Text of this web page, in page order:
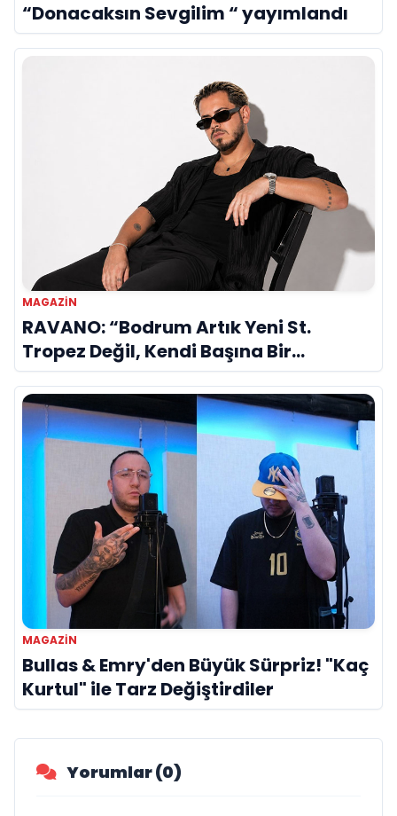
“Donacaksın Sevgilim “ yayımlandı
MAGAZIN
RAVANO: “Bodrum Artık Yeni St.
Tropez Değil, Kendi Başına Bir
Referans”
MAGAZIN
Bullas & Emry'den Büyük Sürpriz! "Kaç
Kurtul" ile Tarz Değiştirdiler
Yorumlar (0)